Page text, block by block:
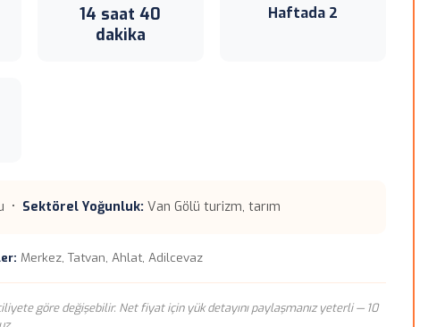
14 saat 40
dakika
Haftada 2
• Sektörel Yoğunluk: Van Gölü turizm, tarım
Merkez, Tatvan, Ahlat, Adilcevaz
göre değişebilir. Net fiyat için yük detayını paylaşmanız yeterli — 10